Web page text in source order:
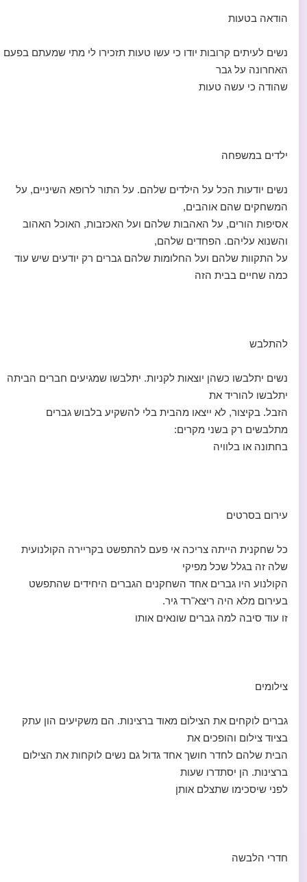
הודאה בטעות
נשים לעיתים קרובות יודו כי עשו טעות תזכירו לי מתי שמעתם בפעם
האחרונה על גבר
שהודה כי עשה טעות
ילדים במשפחה
נשים יודעות הכל על הילדים שלהם. על התור לרופא השיניים, על
המשחקים שהם אוהבים,
אסיפות הורים, על האהבות שלהם ועל האכזבות, האוכל האהוב
והשנוא עליהם. הפחדים שלהם,
על התקוות שלהם ועל החלומות שלהם גברים רק יודעים שיש עוד
כמה שחיים בבית הזה
להתלבש
נשים יתלבשו כשהן יוצאות לקניות. יתלבשו שמגיעים חברים הביתה
יתלבשו להוריד את
הזבל. בקיצור, לא ייצאו מהבית בלי להשקיע בלבוש גברים
מתלבשים רק בשני מקרים:
בחתונה או בלוויה
עירום בסרטים
כל שחקנית הייתה צריכה אי פעם להתפשט בקריירה הקולנועית
שלה זה בגלל שכל מפיקי
הקולנוע היו גברים אחד השחקנים הגברים היחידים שהתפשט
בעירום מלא היה ריצא"רד גיר.
זו עוד סיבה למה גברים שונאים אותו
צילומים
גברים לוקחים את הצילום מאוד ברצינות. הם משקיעים הון עתק
בציוד צילום והופכים את
הבית שלהם לחדר חושך אחד גדול גם נשים לוקחות את הצילום
ברצינות. הן יסתדרו שעות
לפני שיסכימו שתצלם אותן
חדרי הלבשה